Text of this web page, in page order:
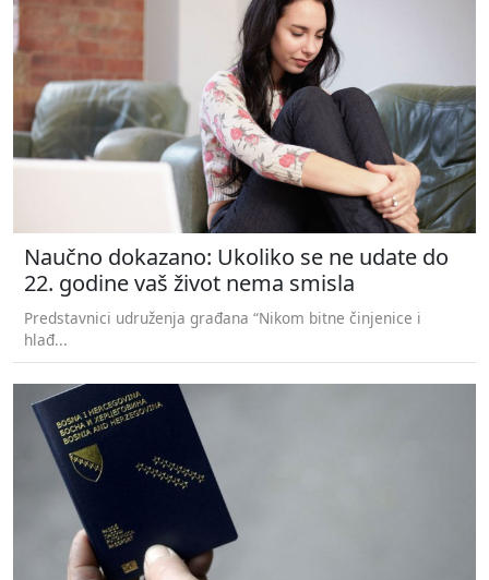
Naučno dokazano: Ukoliko se ne udate do
22. godine vaš život nema smisla
Predstavnici udruženja građana “Nikom bitne činjenice i
hlađ...